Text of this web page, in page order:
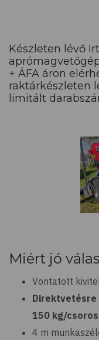
Készleten lévő
+ ÁFA áron
raktárkészleten
limitált
Miért jó
Vontatott
Direktvetésre
150 kg/
4 m